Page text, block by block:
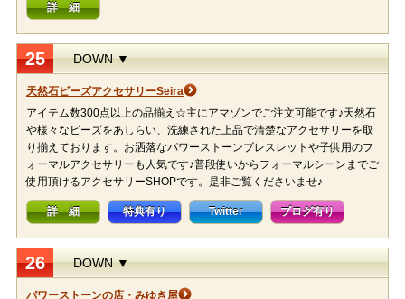
詳 細
25 DOWN ▼
天然石ビーズアクセサリーSeira
アイテム数300点以上の品揃え☆主にアマゾンでご注文可能です♪天然石
や様々なビーズをあしらい、洗練された上品で清楚なアクセサリーを取
り揃えております。お洒落なパワーストーンブレスレットや子供用のフ
ォーマルアクセサリーも人気です♪普段使いからフォーマルシーンまでご
使用頂けるアクセサリーSHOPです。是非ご覧くださいませ♪
詳 細 特典有り Twitter ブログ有り
26 DOWN ▼
パワーストーンの店・みゆき屋